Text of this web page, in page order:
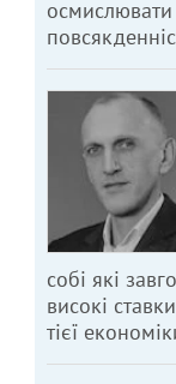
осмислювати
собі які
високі
тієї